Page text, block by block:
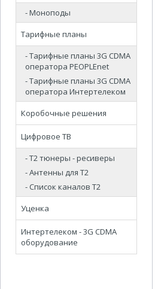
- Моноподы
Тарифные планы
- Тарифные планы 3G CDMA
оператора PEOPLEnet
- Тарифные планы 3G CDMA
оператора Интертелеком
Коробочные решения
Цифровое ТВ
- Т2 тюнеры - ресиверы
- Антенны для Т2
- Список каналов Т2
Уценка
Интертелеком - 3G CDMA
оборудование